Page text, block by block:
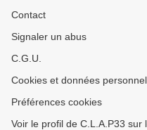
Contact
Signaler un abus
C.G.U.
Cookies et données
Préférences cookies
Voir le profil de C.L.A.P33 sur